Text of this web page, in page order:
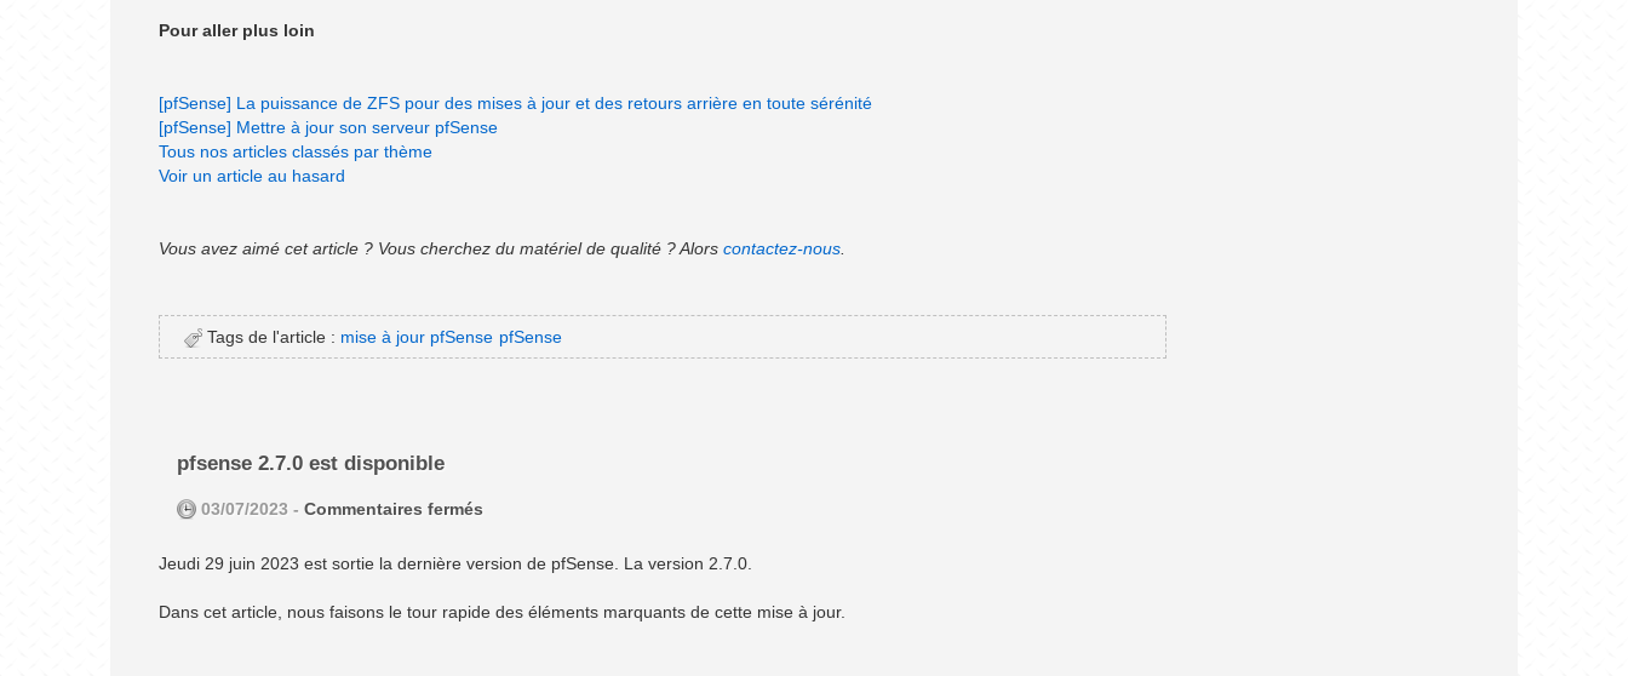
Pour aller plus loin
[pfSense] La puissance de ZFS pour des mises à jour et des retours arrière en toute sérénité
[pfSense] Mettre à jour son serveur pfSense
Tous nos articles classés par thème
Voir un article au hasard
Vous avez aimé cet article ? Vous cherchez du matériel de qualité ? Alors contactez-nous.
Tags de l'article : mise à jour pfSense pfSense
pfsense 2.7.0 est disponible
03/07/2023 - Commentaires fermés
Jeudi 29 juin 2023 est sortie la dernière version de pfSense. La version 2.7.0.
Dans cet article, nous faisons le tour rapide des éléments marquants de cette mise à jour.